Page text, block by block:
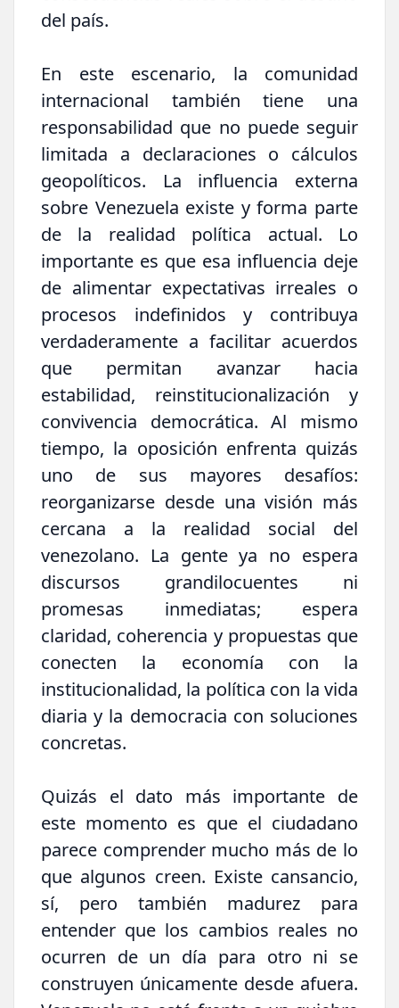
del país.
En este escenario, la comunidad
internacional también tiene una
responsabilidad que no puede seguir
limitada a declaraciones o cálculos
geopolíticos. La influencia externa
sobre Venezuela existe y forma parte
de la realidad política actual. Lo
importante es que esa influencia deje
de alimentar expectativas irreales o
procesos indefinidos y contribuya
verdaderamente a facilitar acuerdos
que permitan avanzar hacia
estabilidad, reinstitucionalización y
convivencia democrática. Al mismo
tiempo, la oposición enfrenta quizás
uno de sus mayores desafíos:
reorganizarse desde una visión más
cercana a la realidad social del
venezolano. La gente ya no espera
discursos grandilocuentes ni
promesas inmediatas; espera
claridad, coherencia y propuestas que
conecten la economía con la
institucionalidad, la política con la vida
diaria y la democracia con soluciones
concretas.
Quizás el dato más importante de
este momento es que el ciudadano
parece comprender mucho más de lo
que algunos creen. Existe cansancio,
sí, pero también madurez para
entender que los cambios reales no
ocurren de un día para otro ni se
construyen únicamente desde afuera.